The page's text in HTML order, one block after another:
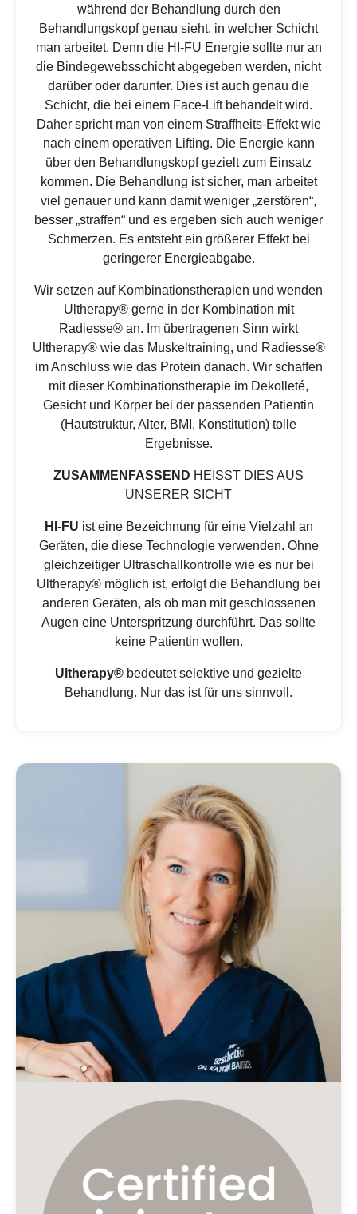
während der Behandlung durch den
Behandlungskopf genau sieht, in welcher Schicht
man arbeitet. Denn die HI-FU Energie sollte nur an
die Bindegewebsschicht abgegeben werden, nicht
darüber oder darunter. Dies ist auch genau die
Schicht, die bei einem Face-Lift behandelt wird.
Daher spricht man von einem Straffheits-Effekt wie
nach einem operativen Lifting. Die Energie kann
über den Behandlungskopf gezielt zum Einsatz
kommen. Die Behandlung ist sicher, man arbeitet
viel genauer und kann damit weniger „zerstören“,
besser „straffen“ und es ergeben sich auch weniger
Schmerzen. Es entsteht ein größerer Effekt bei
geringerer Energieabgabe.
Wir setzen auf Kombinationstherapien und wenden
Ultherapy® gerne in der Kombination mit
Radiesse® an. Im übertragenen Sinn wirkt
Ultherapy® wie das Muskeltraining, und Radiesse®
im Anschluss wie das Protein danach. Wir schaffen
mit dieser Kombinationstherapie im Dekolleté,
Gesicht und Körper bei der passenden Patientin
(Hautstruktur, Alter, BMI, Konstitution) tolle
Ergebnisse.
ZUSAMMENFASSEND HEISST DIES AUS
UNSERER SICHT
HI-FU ist eine Bezeichnung für eine Vielzahl an
Geräten, die diese Technologie verwenden. Ohne
gleichzeitiger Ultraschallkontrolle wie es nur bei
Ultherapy® möglich ist, erfolgt die Behandlung bei
anderen Geräten, als ob man mit geschlossenen
Augen eine Unterspritzung durchführt. Das sollte
keine Patientin wollen.
Ultherapy® bedeutet selektive und gezielte
Behandlung. Nur das ist für uns sinnvoll.